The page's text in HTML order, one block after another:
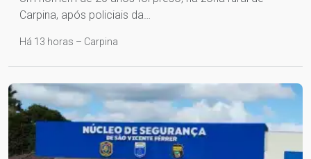
Carpina, após policiais da…
Há 13 horas – Carpina